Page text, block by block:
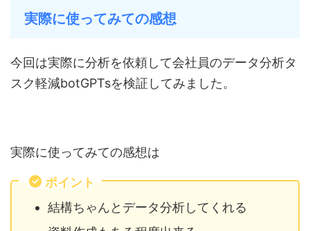
実際に使ってみての感想
今回は実際に分析を依頼して会社員のデータ分析タ
スク軽減botGPTsを検証してみました。
実際に使ってみての感想は
ポイント
結構ちゃんとデータ分析してくれる